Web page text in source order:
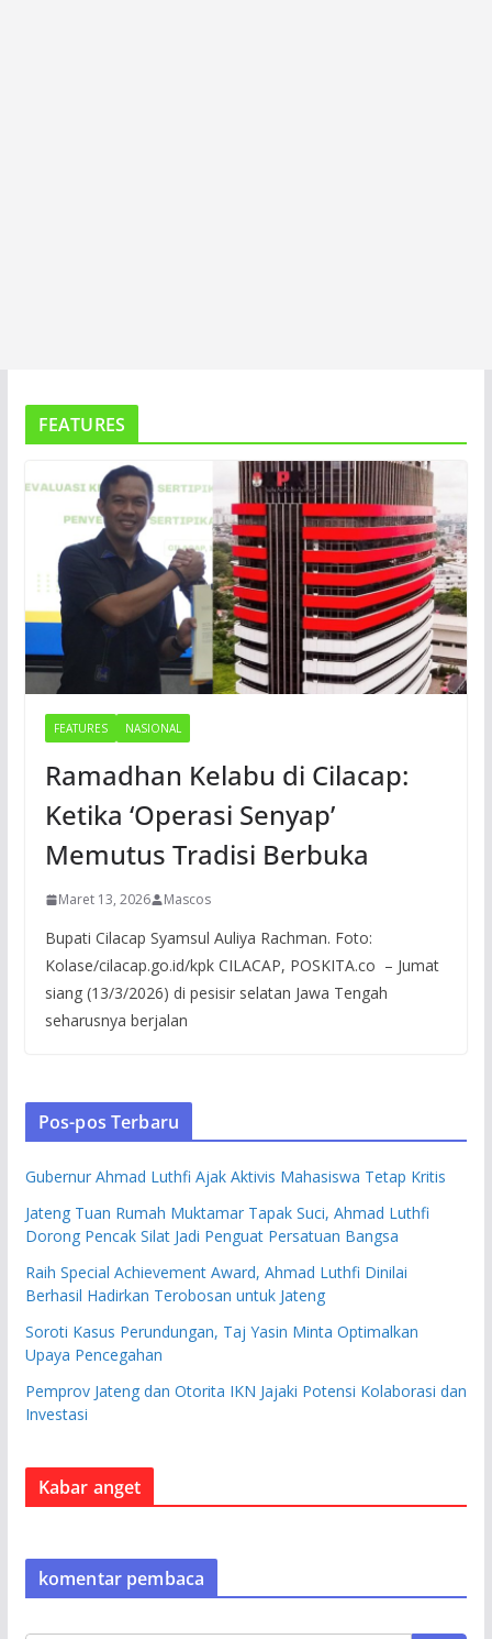
FEATURES
FEATURES NASIONAL
Ramadhan Kelabu di Cilacap:
Ketika ‘Operasi Senyap’
Memutus Tradisi Berbuka
Maret 13, 2026 Mascos
Bupati Cilacap Syamsul Auliya Rachman. Foto:
Kolase/cilacap.go.id/kpk CILACAP, POSKITA.co – Jumat
siang (13/3/2026) di pesisir selatan Jawa Tengah
seharusnya berjalan
Pos-pos Terbaru
Gubernur Ahmad Luthfi Ajak Aktivis Mahasiswa Tetap Kritis
Jateng Tuan Rumah Muktamar Tapak Suci, Ahmad Luthfi
Dorong Pencak Silat Jadi Penguat Persatuan Bangsa
Raih Special Achievement Award, Ahmad Luthfi Dinilai
Berhasil Hadirkan Terobosan untuk Jateng
Soroti Kasus Perundungan, Taj Yasin Minta Optimalkan
Upaya Pencegahan
Pemprov Jateng dan Otorita IKN Jajaki Potensi Kolaborasi dan
Investasi
Kabar anget
komentar pembaca